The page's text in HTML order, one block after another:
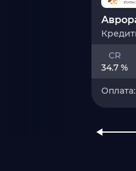
CR
34.7 %
Оплата: